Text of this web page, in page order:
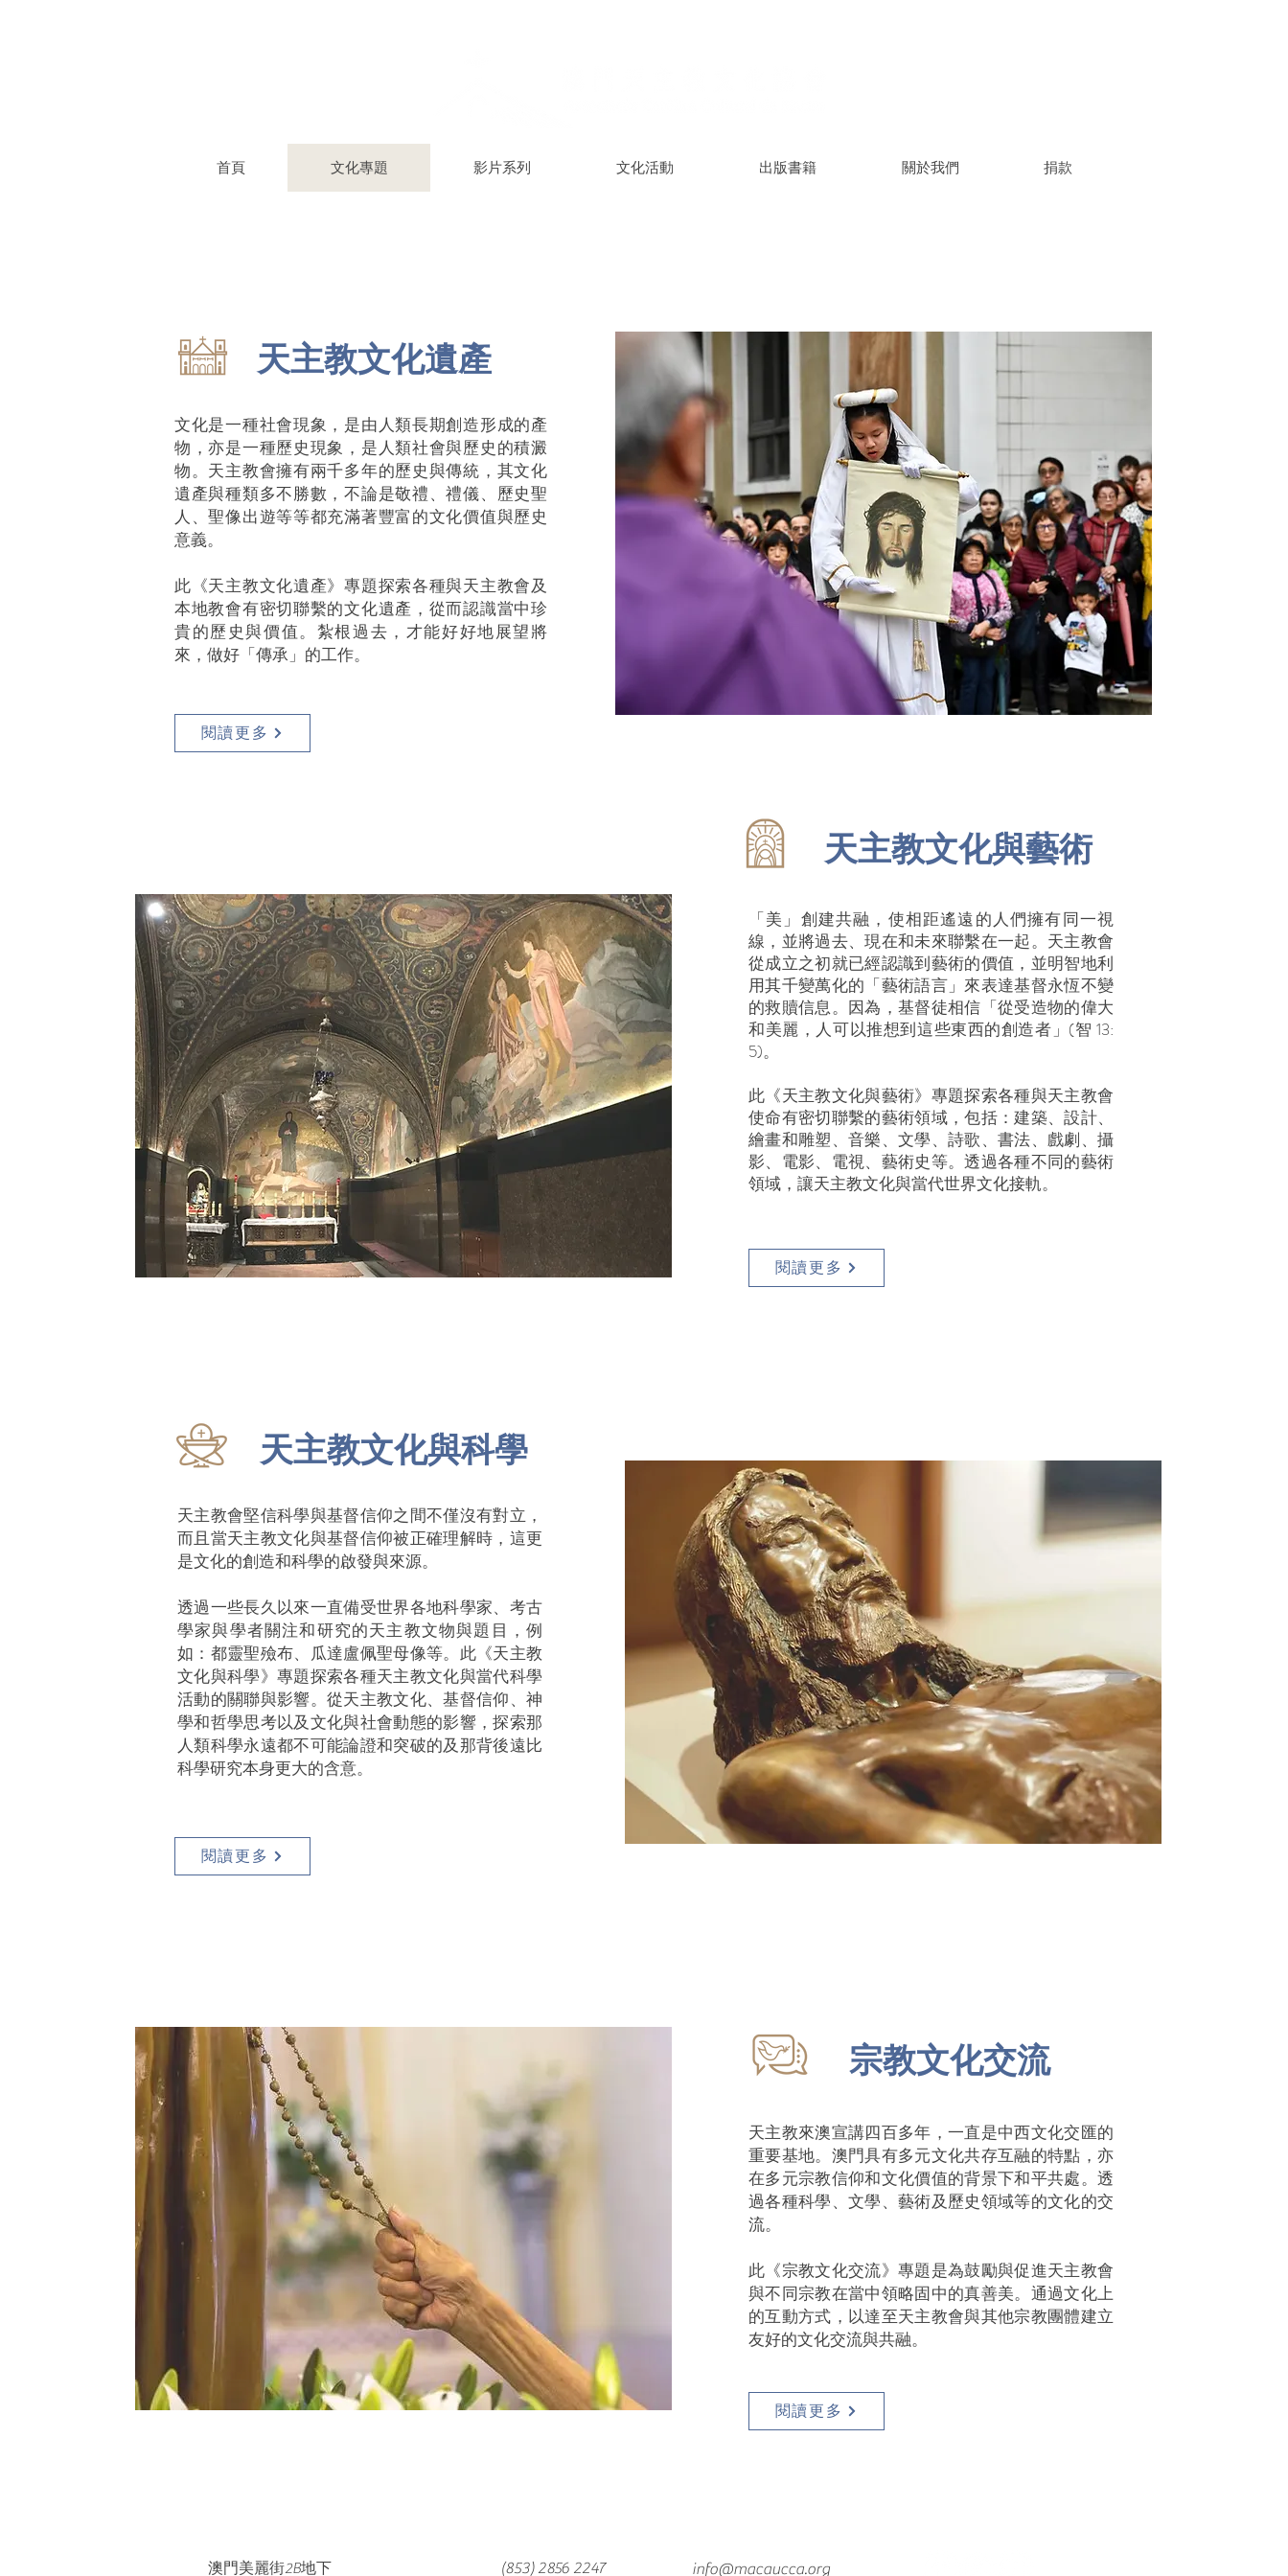
首頁 文化專題 影片系列 文化活動 出版書籍 關於我們 捐款
天主教文化遺產
文化是一種社會現象，是由人類長期創造形成的產
物，亦是一種歷史現象，是人類社會與歷史的積澱
物。天主教會擁有兩千多年的歷史與傳統，其文化
遺產與種類多不勝數，不論是敬禮、禮儀、歷史聖
人、聖像出遊等等都充滿著豐富的文化價值與歷史
意義。
此《天主教文化遺產》專題探索各種與天主教會及
本地教會有密切聯繫的文化遺產，從而認識當中珍
貴的歷史與價值。紮根過去，才能好好地展望將
來，做好「傳承」的工作。
閱讀更多
天主教文化與藝術
「美」創建共融，使相距遙遠的人們擁有同一視
線，並將過去、現在和未來聯繫在一起。天主教會
從成立之初就已經認識到藝術的價值，並明智地利
用其千變萬化的「藝術語言」來表達基督永恆不變
的救贖信息。因為，基督徒相信「從受造物的偉大
和美麗，人可以推想到這些東西的創造者」(智 13:
5)。
此《天主教文化與藝術》專題探索各種與天主教會
使命有密切聯繫的藝術領域，包括：建築、設計、
繪畫和雕塑、音樂、文學、詩歌、書法、戲劇、攝
影、電影、電視、藝術史等。透過各種不同的藝術
領域，讓天主教文化與當代世界文化接軌。
閱讀更多
天主教文化與科學
天主教會堅信科學與基督信仰之間不僅沒有對立，
而且當天主教文化與基督信仰被正確理解時，這更
是文化的創造和科學的啟發與來源。
透過一些長久以來一直備受世界各地科學家、考古
學家與學者關注和研究的天主教文物與題目，例
如：都靈聖殮布、瓜達盧佩聖母像等。此《天主教
文化與科學》專題探索各種天主教文化與當代科學
活動的關聯與影響。從天主教文化、基督信仰、神
學和哲學思考以及文化與社會動態的影響，探索那
人類科學永遠都不可能論證和突破的及那背後遠比
科學研究本身更大的含意。
閱讀更多
宗教文化交流
天主教來澳宣講四百多年，一直是中西文化交匯的
重要基地。澳門具有多元文化共存互融的特點，亦
在多元宗教信仰和文化價值的背景下和平共處。透
過各種科學、文學、藝術及歷史領域等的文化的交
流。
此《宗教文化交流》專題是為鼓勵與促進天主教會
與不同宗教在當中領略固中的真善美。通過文化上
的互動方式，以達至天主教會與其他宗教團體建立
友好的文化交流與共融。
閱讀更多
澳門美麗街2B地下 (853) 2856 2247 info@macaucca.org